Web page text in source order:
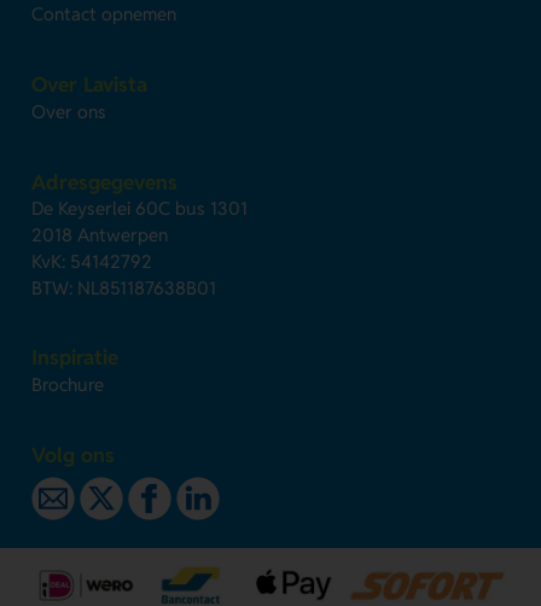
Contact opnemen
Over Lavista
Over ons
Adresgegevens
De Keyserlei 60C bus 1301
2018 Antwerpen
KvK: 54142792
BTW: NL851187638B01
Inspiratie
Brochure
Volg ons